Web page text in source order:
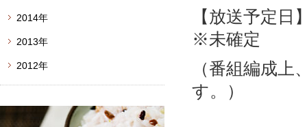
【放送予定
※未確定
（番組編成
す。）
2014年
2013年
2012年